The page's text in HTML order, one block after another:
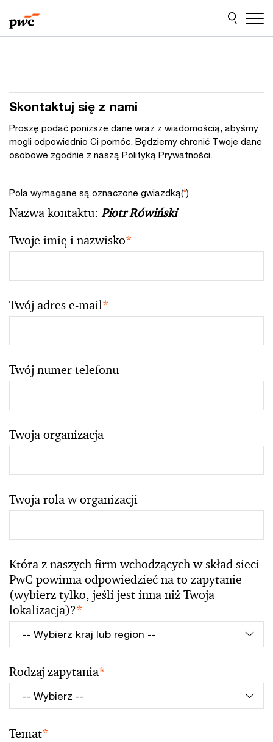
do
treści
do
stopki
Skontaktuj się z nami
Proszę podać poniższe dane wraz z wiadomością, abyśmy
mogli odpowiednio Ci pomóc. Będziemy chronić Twoje dane
osobowe zgodnie z naszą Polityką Prywatności.
Pola wymagane są oznaczone gwiazdką(*)
Nazwa kontaktu: Piotr Rówiński
Twoje imię i nazwisko*
Twój adres e-mail*
Twój numer telefonu
Twoja organizacja
Twoja rola w organizacji
Która z naszych firm wchodzących w skład sieci
PwC powinna odpowiedzieć na to zapytanie
(wybierz tylko, jeśli jest inna niż Twoja
lokalizacja)?*
Rodzaj zapytania*
Temat*